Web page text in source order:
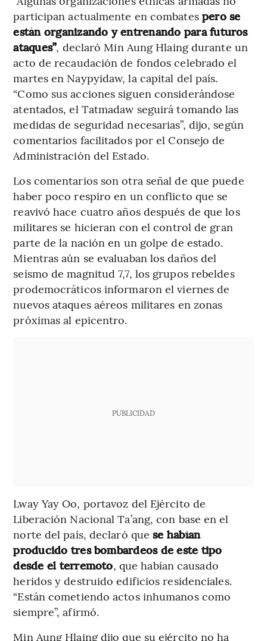
participan actualmente en combates pero se
están organizando y entrenando para futuros
ataques”, declaró Min Aung Hlaing durante un
acto de recaudación de fondos celebrado el
martes en Naypyidaw, la capital del país.
“Como sus acciones siguen considerándose
atentados, el Tatmadaw seguirá tomando las
medidas de seguridad necesarias”, dijo, según
comentarios facilitados por el Consejo de
Administración del Estado.
Los comentarios son otra señal de que puede
haber poco respiro en un conflicto que se
reavivó hace cuatro años después de que los
militares se hicieran con el control de gran
parte de la nación en un golpe de estado.
Mientras aún se evaluaban los daños del
seísmo de magnitud 7,7, los grupos rebeldes
prodemocráticos informaron el viernes de
nuevos ataques aéreos militares en zonas
próximas al epicentro.
PUBLICIDAD
Lway Yay Oo, portavoz del Ejército de
Liberación Nacional Ta’ang, con base en el
norte del país, declaró quese habían
producido tres bombardeos de este tipo
desde el terremoto, que habían causado
heridos y destruido edificios residenciales.
“Están cometiendo actos inhumanos como
siempre”, afirmó.
Min Aung Hlaing dijo que su ejército no ha